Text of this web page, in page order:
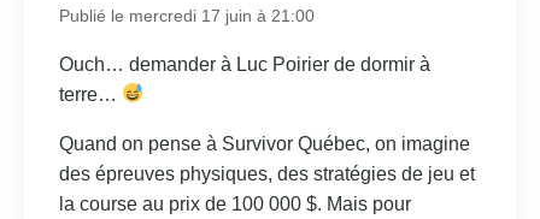
Publié le mercredi 17 juin à 21:00
Ouch… demander à Luc Poirier de dormir à
terre…
Quand on pense à Survivor Québec, on imagine
des épreuves physiques, des stratégies de jeu et
la course au prix de 100 000 $. Mais pour